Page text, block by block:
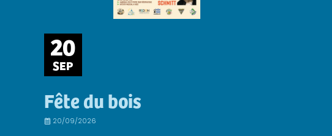
20
SEP
Fête du bois
20/09/2026